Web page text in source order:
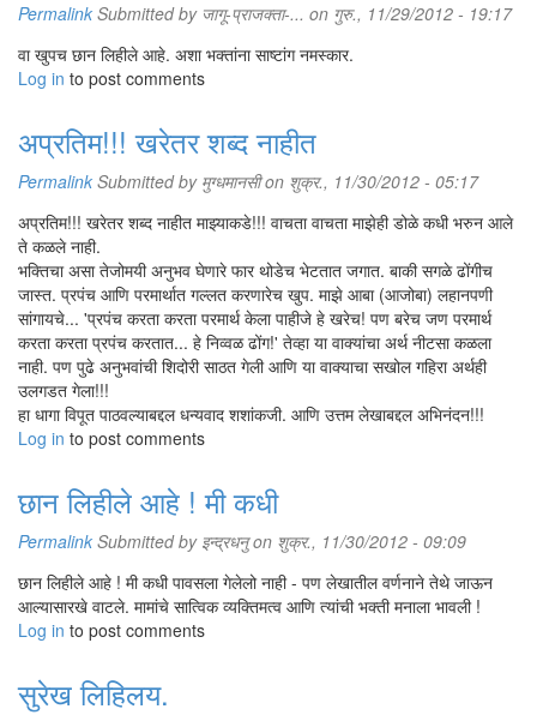
Permalink Submitted by जागू-प्राजक्ता-... on गुरु., 11/29/2012 - 19:17
वा खुपच छान लिहीले आहे. अशा भक्तांना साष्टांग नमस्कार.
Log in to post comments
अप्रतिम!!! खरेतर शब्द नाहीत
Permalink Submitted by मुग्धमानसीon शुक्र., 11/30/2012 - 05:17
अप्रतिम!!! खरेतर शब्द नाहीत माझ्याकडे!!! वाचता वाचता माझेही डोळे कधी भरुन आले
ते कळले नाही.
भक्तिचा असा तेजोमयी अनुभव घेणारे फार थोडेच भेटतात जगात. बाकी सगळे ढोंगीच
जास्त. प्रपंच आणि परमार्थात गल्लत करणारेच खुप. माझे आबा (आजोबा) लहानपणी
सांगायचे... 'प्रपंच करता करता परमार्थ केला पाहीजे हे खरेच! पण बरेच जण परमार्थ
करता करता प्रपंच करतात... हे निव्वळ ढोंग!' तेव्हा या वाक्यांचा अर्थ नीटसा कळला
नाही. पण पुढे अनुभवांची शिदोरी साठत गेली आणि या वाक्याचा सखोल गहिरा अर्थही
उलगडत गेला!!!
हा धागा विपूत पाठवल्याबद्दल धन्यवाद शशांकजी. आणि उत्तम लेखाबद्दल अभिनंदन!!!
Log in to post comments
छान लिहीले आहे ! मी कधी
Permalink Submitted by इन्द्रधनुon शुक्र., 11/30/2012 - 09:09
छान लिहीले आहे ! मी कधी पावसला गेलेलो नाही - पण लेखातील वर्णनाने तेथे जाऊन
आल्यासारखे वाटले. मामांचे सात्विक व्यक्तिमत्व आणि त्यांची भक्ती मनाला भावली !
Log in to post comments
सुरेख लिहिलय.